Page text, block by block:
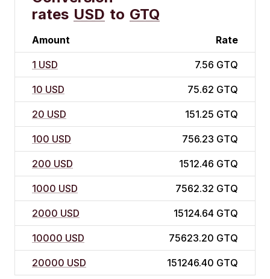
rates USD to GTQ
Amount Rate
1 USD 7.56 GTQ
10 USD 75.62 GTQ
20 USD 151.25 GTQ
100 USD 756.23 GTQ
200 USD 1512.46 GTQ
1000 USD 7562.32 GTQ
2000 USD 15124.64 GTQ
10000 USD 75623.20 GTQ
20000 USD 151246.40 GTQ